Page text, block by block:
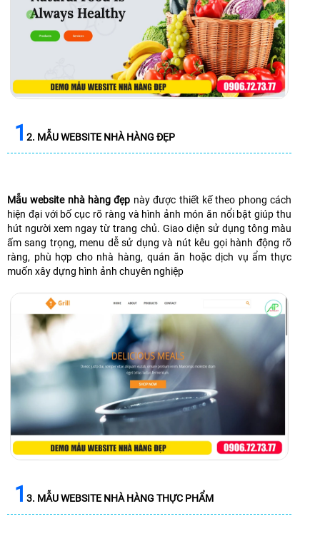
1 2. MẪU WEBSITE NHÀ HÀNG ĐẸP
Mẫu website nhà hàng đẹp này được thiết kế theo phong cách
hiện đại với bố cục rõ ràng và hình ảnh món ăn nổi bật giúp thu
hút người xem ngay từ trang chủ. Giao diện sử dụng tông màu
ấm sang trọng, menu dễ sử dụng và nút kêu gọi hành động rõ
ràng, phù hợp cho nhà hàng, quán ăn hoặc dịch vụ ẩm thực
muốn xây dựng hình ảnh chuyên nghiệp
1 3. MẪU WEBSITE NHÀ HÀNG THỰC PHẨM